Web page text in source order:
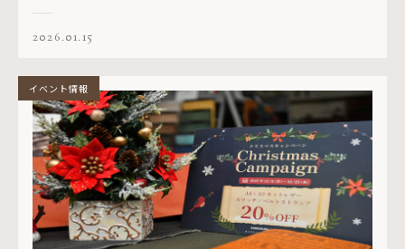
2026.01.15
イベント情報